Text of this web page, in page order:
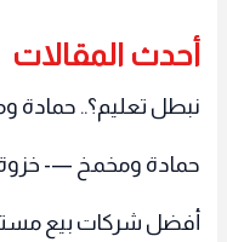
أحدث المقالات
نبطل تعليم؟.. حمادة
حمادة ومخمخ —-
أفضل شركات بيع